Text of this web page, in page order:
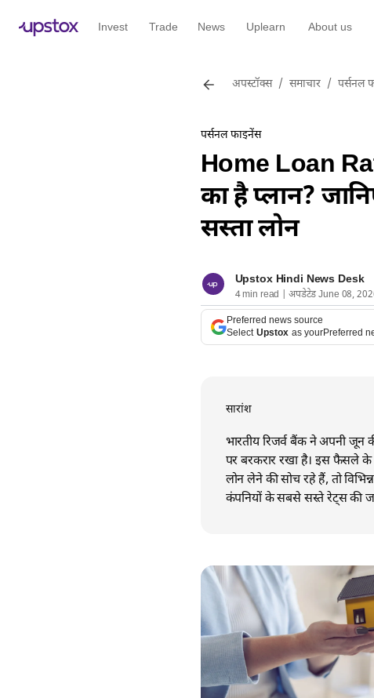
Invest Trade News Uplearn About us
अपस्टॉक्स / समाचार / पर्सनल
पर्सनल फाइनेंस
Home Loan
का है प्लान?
सस्ता लोन
Upstox Hindi News Desk
4 min read | अपडेटेड June 08,
Preferred news source
Select Upstox as yourPreferred
सारांश
भारतीय रिजर्व बैंक ने अपनी जून
पर बरकरार रखा है। इस फैसले
लोन लेने की सोच रहे हैं, तो
कंपनियों के सबसे सस्ते रेट्स की